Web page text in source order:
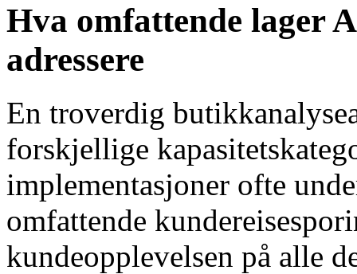
Hva omfattende lager
adressere
En troverdig
forskjellige
implementasjoner ofte
omfattende
kundeopplevelsen på alle